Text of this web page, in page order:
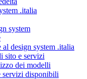
.italia
system
design system .italia
sito e servizi
dei modelli
servizi disponibili